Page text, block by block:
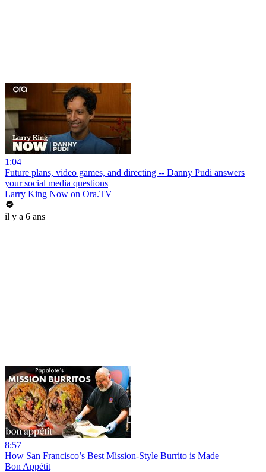
1:04
Future plans, video games, and directing -- Danny Pudi answers
your social media questions
Larry King Now on Ora.TV
il y a 6 ans
8:57
How San Francisco’s Best Mission-Style Burrito is Made
Bon Appétit